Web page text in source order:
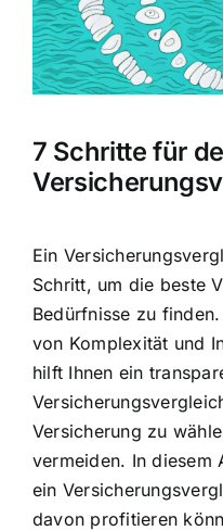
Hausratversicherung
Weitere Tarifvergleiche
7 Schritte für
Ein
Schritt, um die beste
Bedürfnisse zu
von Komplexität und
hilft Ihnen ein
Versicherung zu
vermeiden. In diesem
ein
davon profitieren